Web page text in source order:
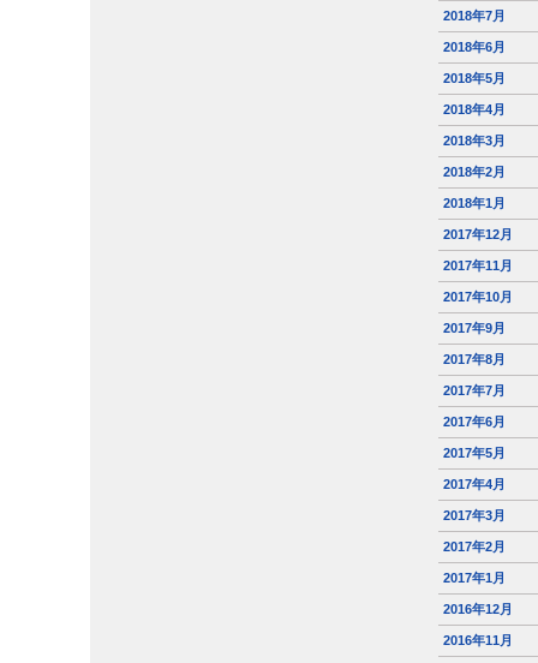
2018年7月
2018年6月
2018年5月
2018年4月
2018年3月
2018年2月
2018年1月
2017年12月
2017年11月
2017年10月
2017年9月
2017年8月
2017年7月
2017年6月
2017年5月
2017年4月
2017年3月
2017年2月
2017年1月
2016年12月
2016年11月